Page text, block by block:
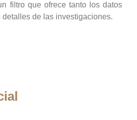
filtro que ofrece tanto los datos
de las investigaciones.